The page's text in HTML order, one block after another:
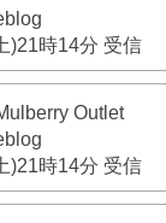
)21時14分 受信
Outlet
)21時14分 受信